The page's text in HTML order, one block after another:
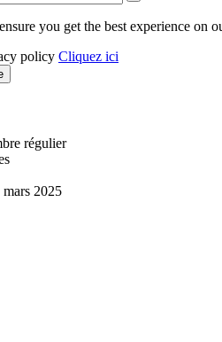
you get the best experience on
policy Cliquez ici
régulier
mars 2025